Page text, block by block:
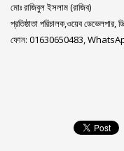
মোঃ রাজিবুল ইসলাম (রাজিব)
প্রতিষ্ঠাতা পরিচালক,ওয়েব ডেভেলপার,
ফোন: 01630650483,